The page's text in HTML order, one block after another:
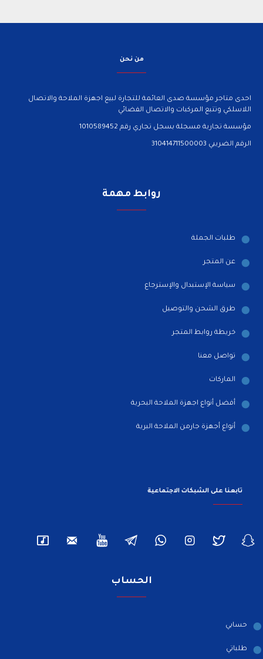
من نحن
احدى متاجر مؤسسة صدى العائمة للتجارة لبيع اجهزة الملاحة والاتصال
اللاسلكي وتتبع المركبات والاتصال الفضائي
مؤسسة تجارية مسجلة بسجل تجاري رقم 1010589452
الرقم الضريبي 310414711500003
روابط مهمة
طلبات الجملة
عن المتجر
سياسة الإستبدال والإسترجاع
طرق الشحن والتوصيل
خريطة روابط المتجر
تواصل معنا
الماركات
أفضل أنواع اجهزة الملاحة البحرية
أنواع أجهزة جارمن الملاحة البرية
تابعنا على الشبكات الاجتماعية
الحساب
حسابي
طلباتي